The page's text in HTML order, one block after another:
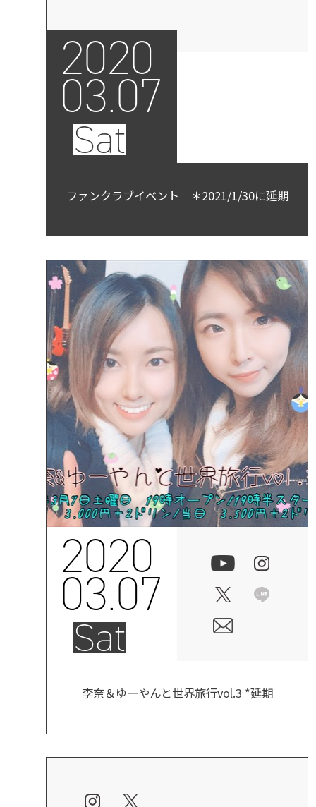
2020
03.07
Sat
ファンクラブイベント ＊2021/1/30に延期
2020
03.07
Sat
李奈＆ゆーやんと世界旅行vol.3 *延期